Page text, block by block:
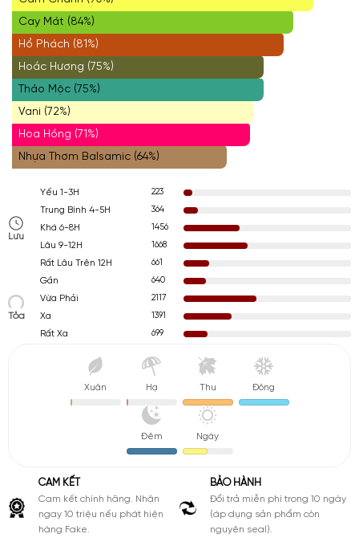
Cay Mát (84%)
Hổ Phách (81%)
Hoắc Hương (75%)
Thảo Mộc (75%)
Vani (72%)
Hoa Hồng (71%)
Nhựa Thơm Balsamic (64%)
Lưu
Yếu 1-3H
223
Trung Bình 4-5H
364
Khá 6-8H
1456
Lâu 9-12H
1668
Rất Lâu Trên 12H
661
Tỏa
Gần
640
Vừa Phải
2117
Xa
1391
Rất Xa
699
Xuân Hạ Thu Đông
Đêm Ngày
CAM KẾT
Cam kết chính hãng. Nhận
ngay 10 triệu nếu phát hiện
hàng Fake.
BẢO HÀNH
Đổi trả miễn phí trong 10 ngày
(áp dụng sản phẩm còn
nguyên seal).